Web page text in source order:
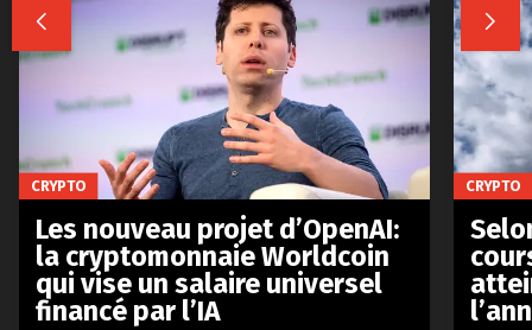
 
CRYPTO
Les nouveau projet d’OpenAI:
la cryptomonnaie Worldcoin
qui vise un salaire universel
financé par l’IA
CRYPTO